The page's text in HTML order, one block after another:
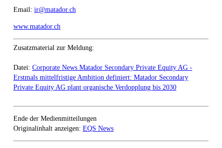
Email: ir@matador.ch
www.matador.ch
Zusatzmaterial zur Meldung:
Datei: Corporate News Matador Secondary Private Equity AG -
Erstmals mittelfristige Ambition definiert: Matador Secondary
Private Equity AG plant organische Verdopplung bis 2030
Ende der Medienmitteilungen
Originalinhalt anzeigen: EQS News